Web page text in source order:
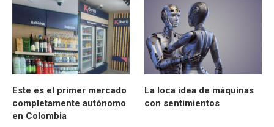
Este es el primer mercado
completamente autónomo
en Colombia
La loca idea de máquinas
con sentimientos